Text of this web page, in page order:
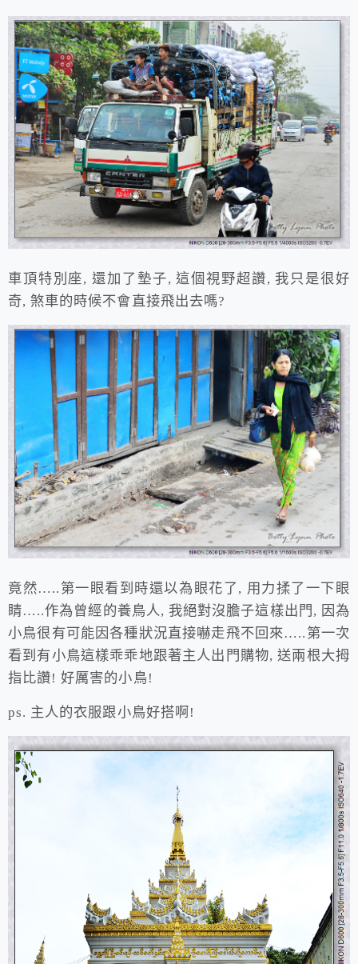
車頂特別座, 還加了墊子, 這個視野超讚, 我只是很好
奇, 煞車的時候不會直接飛出去嗎?
竟然…..第一眼看到時還以為眼花了, 用力揉了一下眼
睛…..作為曾經的養鳥人, 我絕對沒膽子這樣出門, 因為
小鳥很有可能因各種狀況直接嚇走飛不回來…..第一次
看到有小鳥這樣乖乖地跟著主人出門購物, 送兩根大拇
指比讚! 好厲害的小鳥!
ps. 主人的衣服跟小鳥好搭啊!